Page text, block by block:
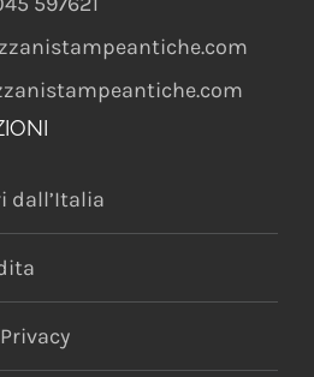
dall’Italia